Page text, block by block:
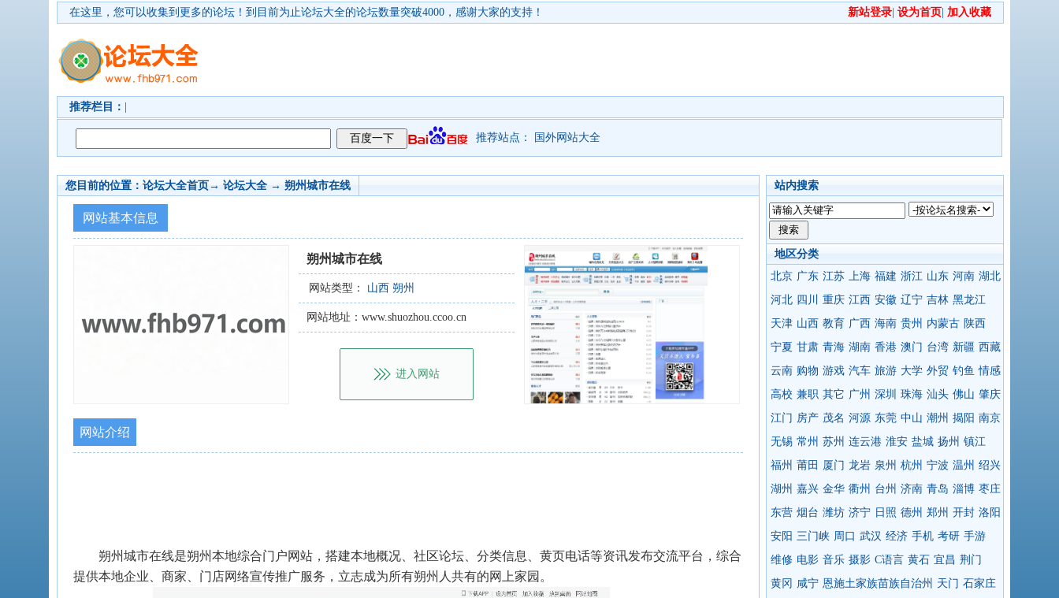
新站登录 设为首页 加入收藏
在这里，您可以收集到更多的论坛！ 到目前为止论坛大全的论坛数量突破4000，感谢大家的支持！
推荐栏目：
推荐站点： 国外网站大全
站内搜索
地区分类
北京 广东 江苏 上海 福建 浙江 山东 河南 湖北
河北 四川 重庆 江西 安徽 辽宁 吉林 黑龙江
天津 山西 教育 广西 海南 贵州 内蒙古 陕西
宁夏 甘肃 青海 湖南 香港 澳门 台湾 新疆 西藏
云南 购物 游戏 汽车 旅游 大学 外贸 钓鱼 情感
高校 兼职 其它 广州 深圳 珠海 汕头 佛山 肇庆
江门 房产 茂名 河源 东莞 中山 潮州 揭阳 南京
无锡 常州 苏州 连云港 淮安 盐城 扬州 镇江
福州 莆田 厦门 龙岩 泉州 杭州 宁波 温州 绍兴
湖州 嘉兴 金华 衢州 台州 济南 青岛 淄博 枣庄
东营 烟台 潍坊 济宁 日照 德州 郑州 开封 洛阳
安阳 三门峡 周口 武汉 经济 手机 考研 手游
维修 电影 音乐 摄影 C语言 黄石 宜昌 荆门
黄冈
咸宁 恩施土家族苗族自治州 天门 石家庄
您目前的位置： 论坛大全首页→ 论坛大全 → 朔州城市在线
网站基本信息
朔州城市在线
网站类型： 山西 朔州
网站地址：www.shuozhou.ccoo.cn
进入网站
网站介绍
朔州城市在线是朔州本地综合门户网站，搭建本地概况、社区论坛、分类信息、黄页电话等资讯发布交流平台，综合
提供本地企业、商家、门店网络宣传推广服务，立志成为所有朔州人共有的网上家园。